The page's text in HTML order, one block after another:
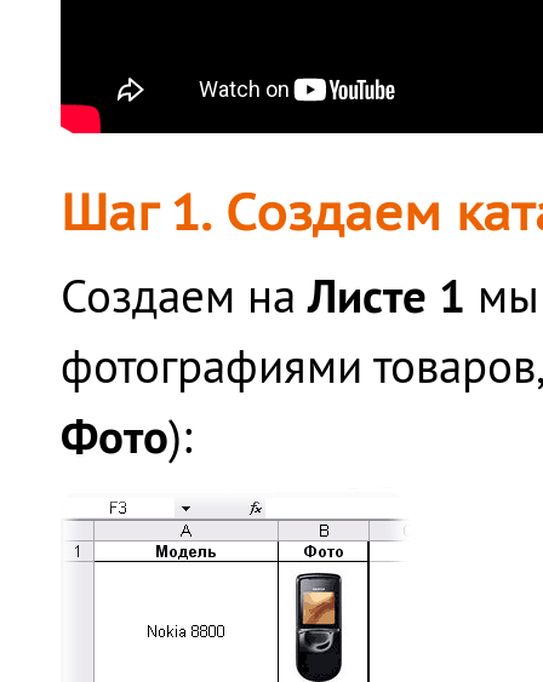
Шаг 1. Создаем
Создаем наЛисте 1 мы
фотографиями
Фото):